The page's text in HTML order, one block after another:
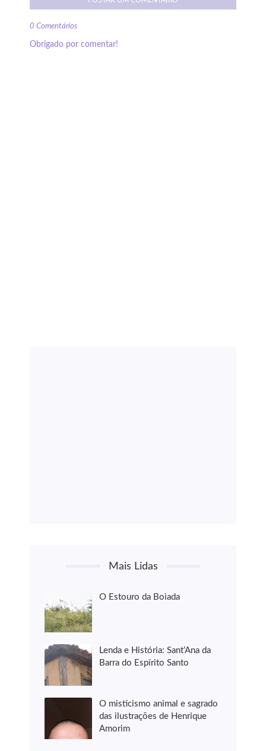
0 Comentários
Obrigado por comentar!
Mais Lidas
O Estouro da Boiada
Lenda e História: Sant’Ana da
Barra do Espírito Santo
O misticismo animal e sagrado
das ilustrações de Henrique
Amorim